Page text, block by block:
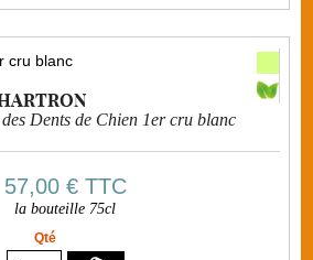
cru blanc
Dents de Chien 1er cru blanc
57,00 €TTC
la bouteille 75cl
Qté